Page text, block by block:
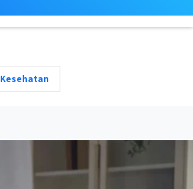
Kesehatan